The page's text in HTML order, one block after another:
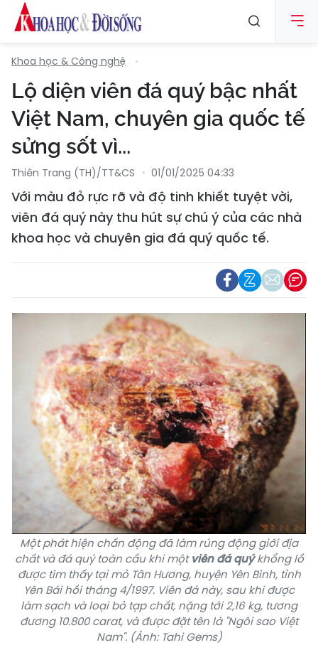
Khoa học & Công nghệ
Lộ diện viên đá quý bậc nhất
Việt Nam, chuyên gia quốc tế
sửng sốt vì...
Thiên Trang (TH)/TT&CS 01/01/2025 04:33
Với màu đỏ rực rỡ và độ tinh khiết tuyệt vời,
viên đá quý này thu hút sự chú ý của các nhà
khoa học và chuyên gia đá quý quốc tế.
Một phát hiện chấn động đã làm rúng động giới địa
chất và đá quý toàn cầu khi mộtviên đá quýkhổng lồ
được tìm thấy tại mỏ Tân Hương, huyện Yên Bình, tỉnh
Yên Bái hồi tháng 4/1997. Viên đá này, sau khi được
làm sạch và loại bỏ tạp chất, nặng tới 2,16 kg, tương
đương 10.800 carat, và được đặt tên là "Ngôi sao Việt
Nam". (Ảnh: Tahi Gems)